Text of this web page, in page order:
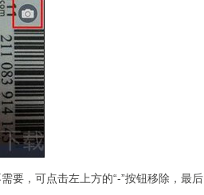
要，可点击左上方的“-”按钮移除，最后